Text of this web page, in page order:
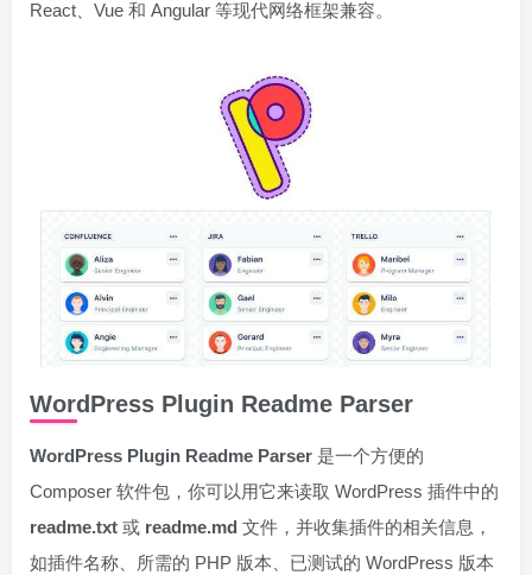
React、Vue 和 Angular 等现代网络框架兼容。
WordPress Plugin Readme Parser
WordPress Plugin Readme Parser 是一个方便的
Composer 软件包，你可以用它来读取 WordPress 插件中的
readme.txt 或 readme.md 文件，并收集插件的相关信息，
如插件名称、所需的 PHP 版本、已测试的 WordPress 版本